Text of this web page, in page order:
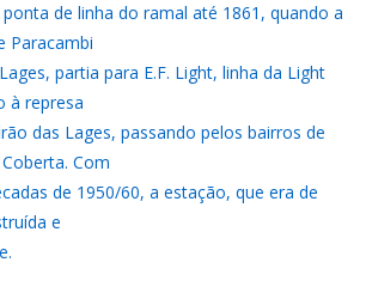
de linha do ramal até 1861, quando a
Paracambi
partia para E.F. Light, linha da Light
à represa
das Lages, passando pelos bairros de
Com
de 1950/60, a estação, que era de
e